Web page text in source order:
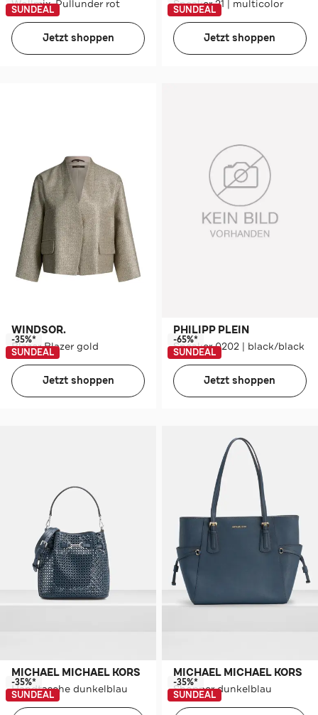
Wollmix-Pullunder rot
SUNDEAL
Jetzt shoppen
Sneaker 21 | multicolor
SUNDEAL
Jetzt shoppen
WINDSOR.
Blazer Blazer gold
-35%*
SUNDEAL
Jetzt shoppen
PHILIPP PLEIN
Sneaker 0202 | black/black
-65%*
SUNDEAL
Jetzt shoppen
MICHAEL MICHAEL KORS
Handtasche dunkelblau
-35%*
SUNDEAL
MICHAEL MICHAEL KORS
Shopper dunkelblau
-35%*
SUNDEAL